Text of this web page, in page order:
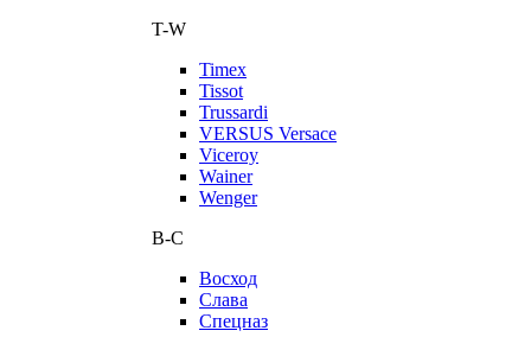
T-W
Timex
Tissot
Trussardi
VERSUS Versace
Viceroy
Wainer
Wenger
В-С
Восход
Слава
Спецназ